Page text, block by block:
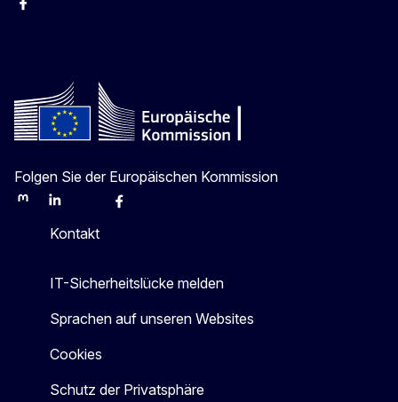
Facebook
Folgen Sie der Europäischen Kommission
MastodonLinkedInBlueskyFacebook
Kontakt
IT-Sicherheitslücke melden
Sprachen auf unseren Websites
Cookies
Schutz der Privatsphäre